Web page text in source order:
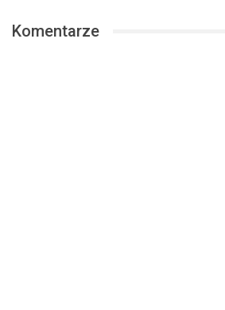
Komentarze